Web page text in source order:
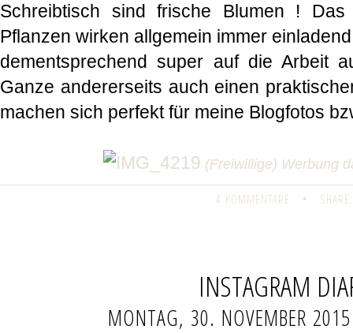
Schreibtisch sind frische Blumen !
Pflanzen wirken allgemein immer
dementsprechend super auf die Arbeit
Ganze andererseits auch einen
machen sich perfekt für meine Blogfotos
(Freiwillige) Werbung
4 KOMMENTARE • SHARE:
INSTAGRAM
MONTAG, 30. NOVEMBER 2015